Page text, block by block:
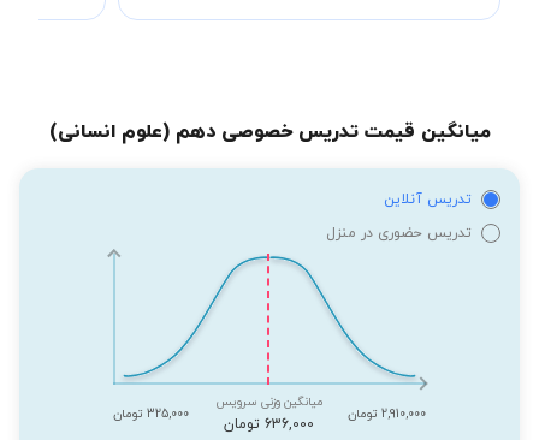
میانگین قیمت تدریس خصوصی دهم (علوم انسانی)
تدریس آنلاین
تدریس حضوری در منزل
2,910,000 تومان
میانگین وزنی سرویس
636,000 تومان
325,000 تومان